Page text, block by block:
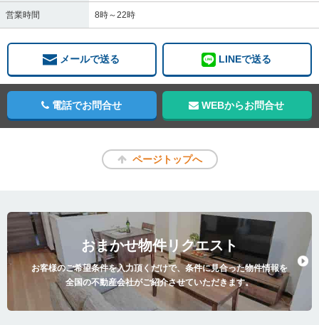
営業時間 8時～22時
メールで送る LINEで送る
電話でお問合せ WEBからお問合せ
ページトップへ
おまかせ物件リクエスト
お客様のご希望条件を入力頂くだけで、条件に見合った物件情報を
全国の不動産会社がご紹介させていただきます。